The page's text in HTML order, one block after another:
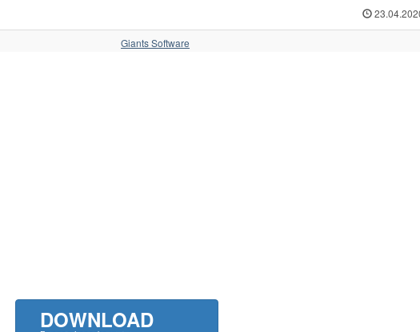
Giants Software
DOWNLOAD